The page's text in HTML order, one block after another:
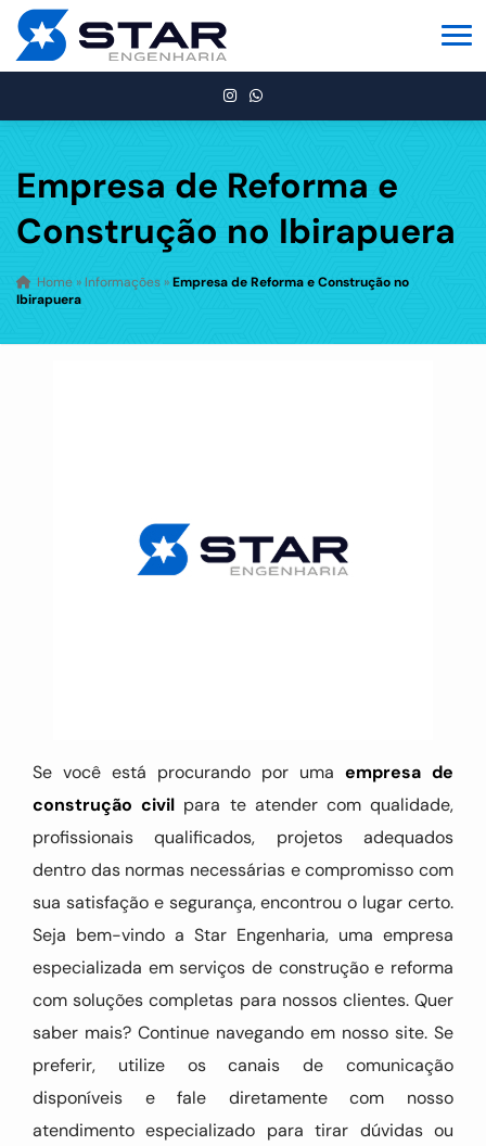
Empresa de Reforma e
Construção no Ibirapuera
Home » Informações »Empresa de Reforma e Construção no
Ibirapuera
Se você está procurando por uma empresa de
construção civil para te atender com qualidade,
profissionais qualificados, projetos adequados
dentro das normas necessárias e compromisso com
sua satisfação e segurança, encontrou o lugar certo.
Seja bem-vindo a Star Engenharia, uma empresa
especializada em serviços de construção e reforma
com soluções completas para nossos clientes. Quer
saber mais? Continue navegando em nosso site. Se
preferir, utilize os canais de comunicação
disponíveis e fale diretamente com nosso
atendimento especializado para tirar dúvidas ou